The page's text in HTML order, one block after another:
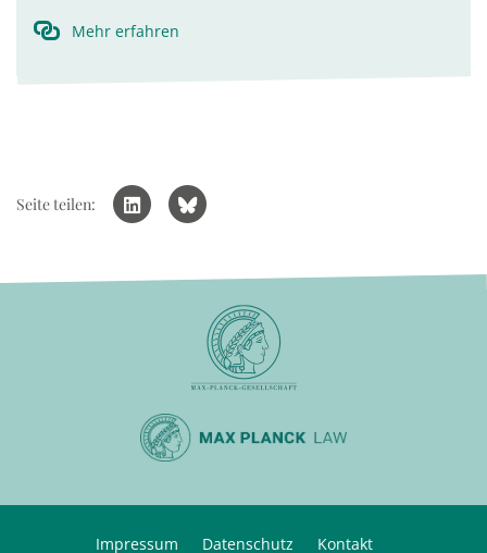
Mehr erfahren
Seite teilen:
Impressum Datenschutz Kontakt